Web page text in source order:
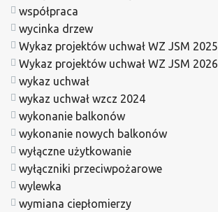
współpraca
wycinka drzew
Wykaz projektów uchwał WZ JSM 2025
Wykaz projektów uchwał WZ JSM 2026
wykaz uchwał
wykaz uchwał wzcz 2024
wykonanie balkonów
wykonanie nowych balkonów
wyłączne użytkowanie
wyłączniki przeciwpożarowe
wylewka
wymiana ciepłomierzy